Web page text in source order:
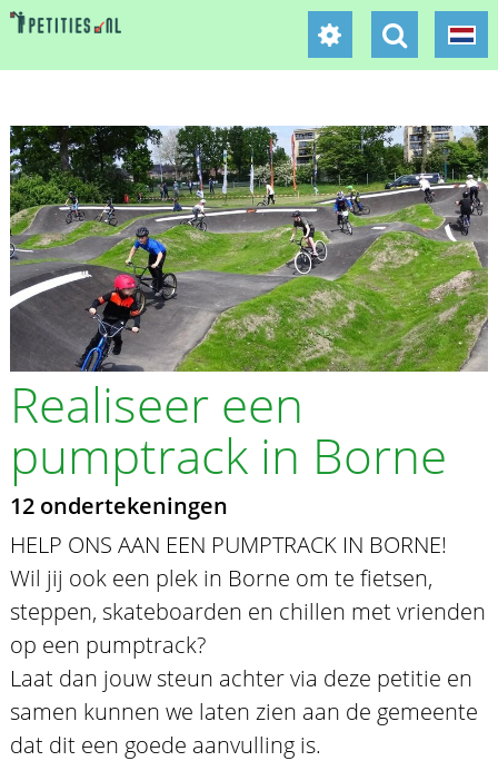
Realiseer een
pumptrack in Borne
12 ondertekeningen
HELP ONS AAN EEN PUMPTRACK IN BORNE!
Wil jij ook een plek in Borne om te fietsen,
steppen, skateboarden en chillen met vrienden
op een pumptrack?
Laat dan jouw steun achter via deze petitie en
samen kunnen we laten zien aan de gemeente
dat dit een goede aanvulling is.